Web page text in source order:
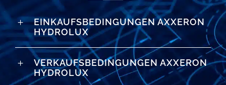
EINKAUFSBEDINGUNGEN AXXERON
HYDROLUX
VERKAUFSBEDINGUNGEN AXXERON
HYDROLUX